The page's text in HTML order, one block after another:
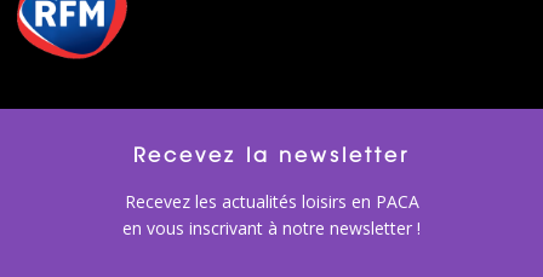
Recevez la newsletter
Recevez les actualités loisirs en PACA
en vous inscrivant à notre newsletter !